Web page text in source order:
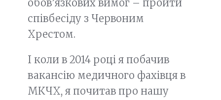
обов’язкових вимог – пройти
співбесіду з Червоним
Хрестом.
І коли в 2014 році я побачив
вакансію медичного фахівця в
МКЧХ, я почитав про нашу